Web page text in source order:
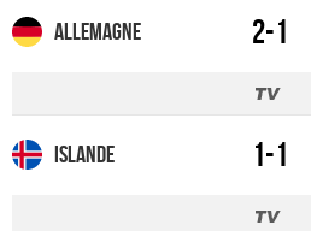
Allemagne 2-1
Islande 1-1